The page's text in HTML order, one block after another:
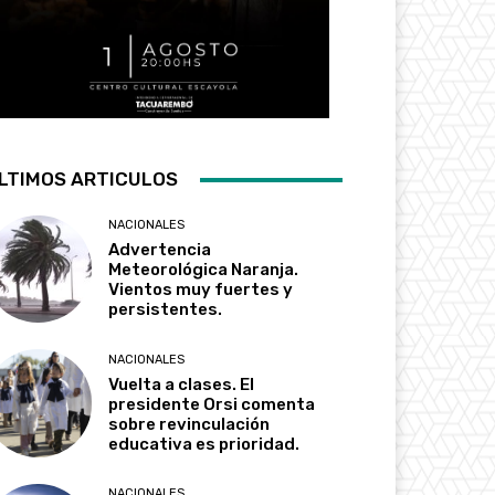
ARTICULOS
NACIONALES
Advertencia
Meteorológica Naranja.
Vientos muy fuertes y
persistentes.
NACIONALES
Vuelta a clases. El
presidente Orsi comenta
sobre revinculación
educativa es prioridad.